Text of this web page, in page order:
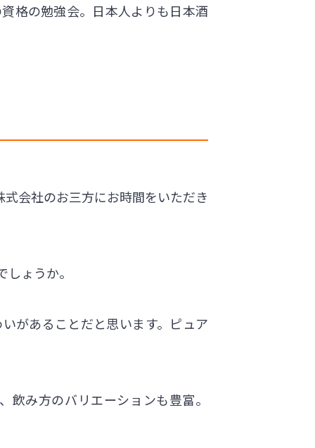
格の勉強会。日本人よりも日本酒
会社のお三方にお時間をいただき
ょうか。
があることだと思います。ピュア
み方のバリエーションも豊富。